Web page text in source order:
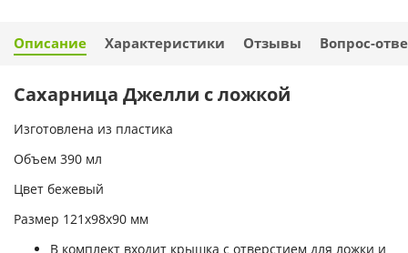
Описание Характеристики Отзывы Вопрос-
Сахарница Джелли с ложкой
Изготовлена из пластика
Объем 390 мл
Цвет бежевый
Размер 121х98х90 мм
В комплект входит крышка с отверстием для ложки и